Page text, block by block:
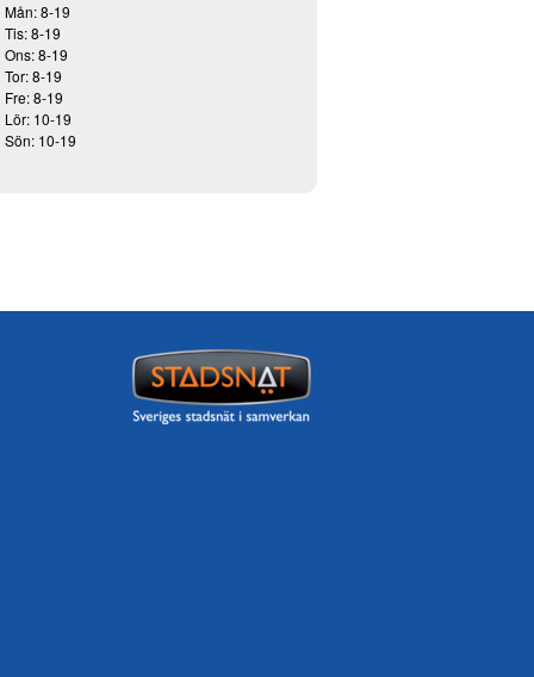
Mån: 8-19
Tis: 8-19
Ons: 8-19
Tor: 8-19
Fre: 8-19
Lör: 10-19
Sön: 10-19